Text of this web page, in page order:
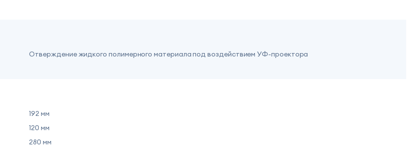
Отверждение жидкого полимерного материала под воздействием УФ-проектора
192 мм
120 мм
280 мм